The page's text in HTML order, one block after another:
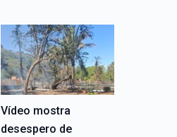
Vídeo mostra
desespero de